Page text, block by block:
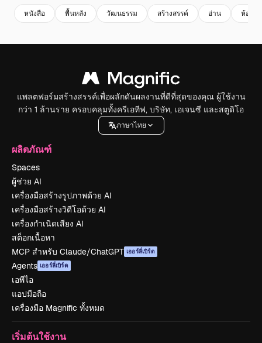
หนังสือ พื้นหลัง วัฒนธรรม สร้างสรรค์ อ่าน ห้องส
แพลตฟอร์มสร้างสรรค์เพื่อผลักดันผลงานที่ดีที่สุดของคุณ ผู้ใช้งาน
กว่า 1 ล้านราย ครอบคลุมทั้งครีเอทีฟ, บริษัท, เอเจนซี และสตูดิโอ
ภาษาไทย
ผลิตภัณฑ์
Spaces
ผู้ช่วย AI
เครื่องมือสร้างรูปภาพด้วย AI
เครื่องมือสร้างวิดีโอด้วย AI
เครื่องกำเนิดเสียง AI
สต็อกเนื้อหา
MCP สำหรับ Claude/ChatGPT เออร์ลี่เบิร์ด
Agents เออร์ลี่เบิร์ด
เอพีไอ
แอปมือถือ
เครื่องมือ Magnific ทั้งหมด
เริ่มต้นใช้งาน